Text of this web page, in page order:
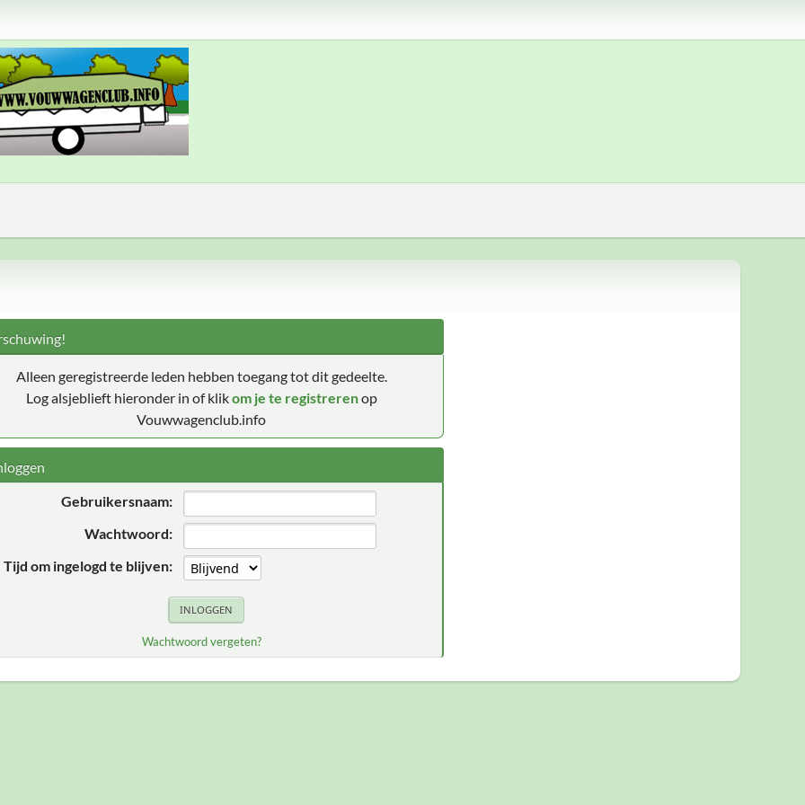
Alleen geregistreerde leden hebben toegang tot dit gedeelte.
Log alsjeblieft hieronder in of klikom je te registrerenop
Vouwwagenclub.info
Gebruikersnaam:
Wachtwoord:
Tijd om ingelogd te blijven:
Wachtwoord vergeten?